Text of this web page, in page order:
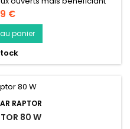
une intensité moyenne qui
nombreuses espèces
d’espèces : caméléons
agames barbus juvéniles,
€
panier
RAPTOR
80 W